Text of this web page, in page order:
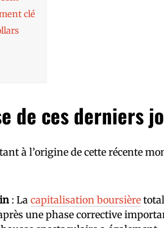
clé
de ces derniers
à l’origine de cette récente
: La capitalisation boursière
une phase corrective